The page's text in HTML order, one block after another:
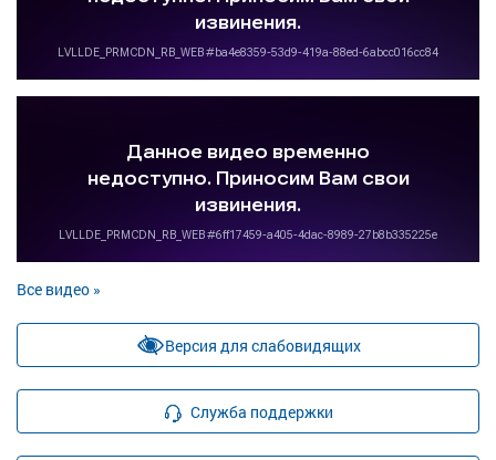
Все видео »
Версия для слабовидящих
Служба поддержки